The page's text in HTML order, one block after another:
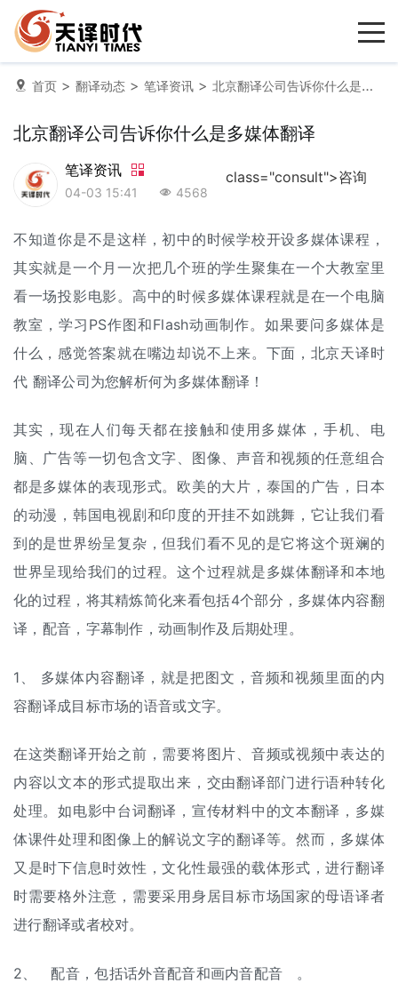
首页 > 翻译动态 > 笔译资讯 > 北京翻译公司告诉你什么是多媒体翻译
北京翻译公司告诉你什么是多媒体翻译
笔译资讯
04-03 15:41 4568
class="consult">咨询
不知道你是不是这样，初中的时候学校开设多媒体课程，
其实就是一个月一次把几个班的学生聚集在一个大教室里
看一场投影电影。高中的时候多媒体课程就是在一个电脑
教室，学习PS作图和Flash动画制作。如果要问多媒体是
什么，感觉答案就在嘴边却说不上来。下面，北京天译时
代 翻译公司为您解析何为多媒体翻译！
其实，现在人们每天都在接触和使用多媒体，手机、电
脑、广告等一切包含文字、图像、声音和视频的任意组合
都是多媒体的表现形式。欧美的大片，泰国的广告，日本
的动漫，韩国电视剧和印度的开挂不如跳舞，它让我们看
到的是世界纷呈复杂，但我们看不见的是它将这个斑斓的
世界呈现给我们的过程。这个过程就是多媒体翻译和本地
化的过程，将其精炼简化来看包括4个部分，多媒体内容翻
译，配音，字幕制作，动画制作及后期处理。
1、 多媒体内容翻译，就是把图文，音频和视频里面的内
容翻译成目标市场的语音或文字。
在这类翻译开始之前，需要将图片、音频或视频中表达的
内容以文本的形式提取出来，交由翻译部门进行语种转化
处理。如电影中台词翻译，宣传材料中的文本翻译，多媒
体课件处理和图像上的解说文字的翻译等。然而，多媒体
又是时下信息时效性，文化性最强的载体形式，进行翻译
时需要格外注意，需要采用身居目标市场国家的母语译者
进行翻译或者校对。
2、 配音，包括话外音配音和画内音配音 。